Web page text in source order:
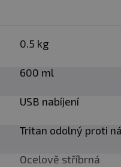
Celý motor je plně
Jak používat:
Stisknutím tlačítka
Nasypte doplňky
0.5 kg
600 ml
USB nabíjení
Tritan odolný proti
Ocelově stříbrná